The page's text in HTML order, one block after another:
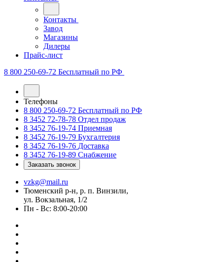
Контакты
Завод
Магазины
Дилеры
Прайс-лист
8 800 250-69-72 Бесплатный по РФ
Телефоны
8 800 250-69-72 Бесплатный по РФ
8 3452 72-78-78 Отдел продаж
8 3452 76-19-74 Приемная
8 3452 76-19-79 Бухгалтерия
8 3452 76-19-76 Доставка
8 3452 76-19-89 Снабжение
Заказать звонок
vzkg@mail.ru
Тюменский р-н, р. п. Винзили,
ул. Вокзальная, 1/2
Пн - Вс: 8:00-20:00